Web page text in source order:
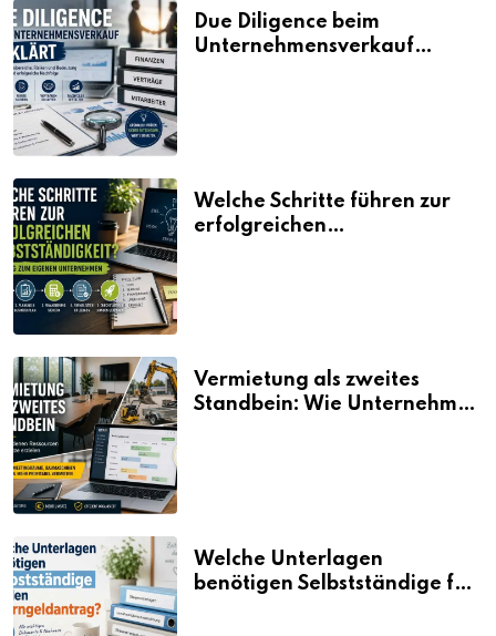
Due Diligence beim
Unternehmensverkauf
Welche Schritte führen zur
erfolgreichen
Vermietung als zweites
Standbein: Wie Unternehmen
Welche Unterlagen
benötigen Selbstständige für